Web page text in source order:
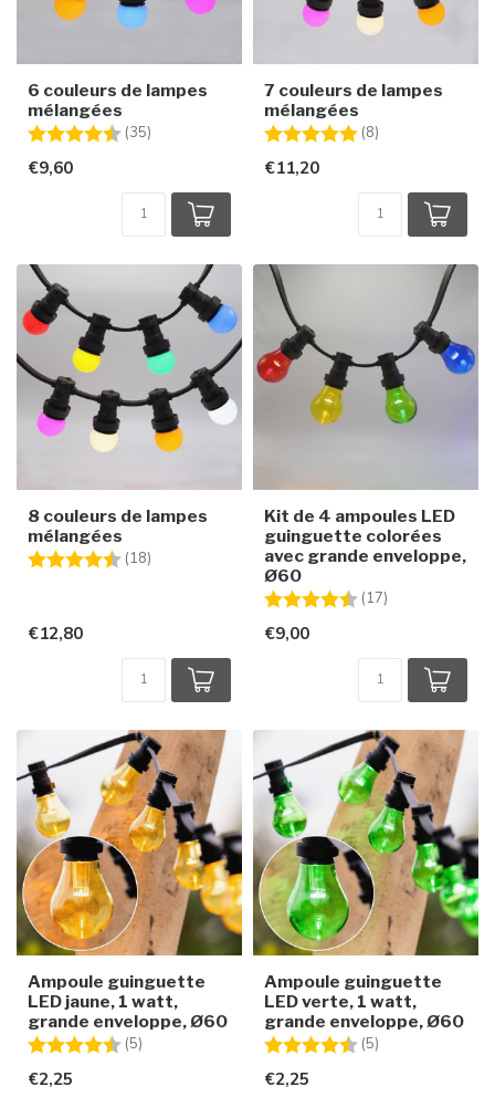
6 couleurs de lampes
mélangées
Note:
(35)
€9,60
7 couleurs de lampes
mélangées
Note:
(8)
€11,20
8 couleurs de lampes
mélangées
Note:
(18)
€12,80
Kit de 4 ampoules LED
guinguette colorées
avec grande enveloppe,
Ø60
Note:
(17)
€9,00
Ampoule guinguette
LED jaune, 1 watt,
grande enveloppe, Ø60
Note:
(5)
€2,25
Ampoule guinguette
LED verte, 1 watt,
grande enveloppe, Ø60
Note:
(5)
€2,25